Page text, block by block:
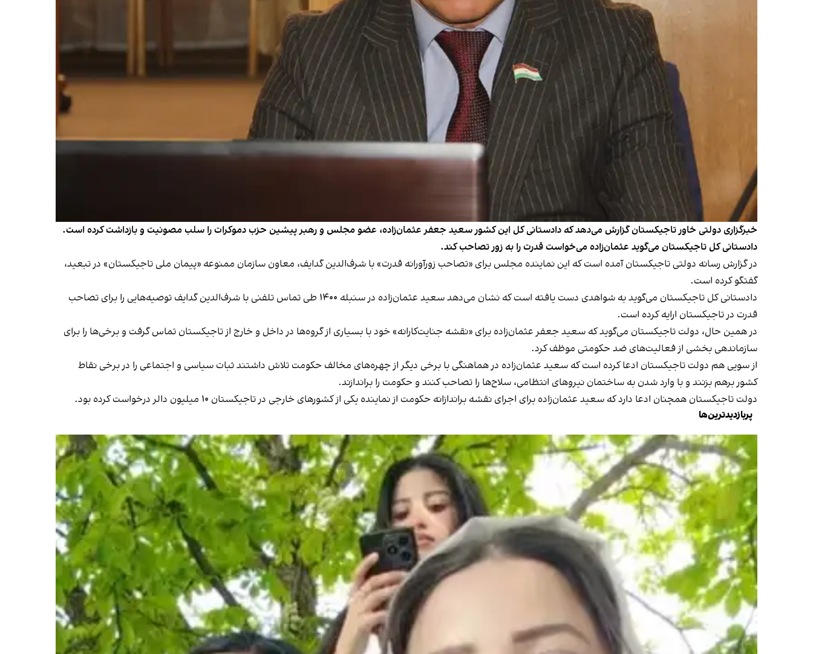
خبرگزاری دولتی خاور تاجیکستان گزارش می‌دهد که دادستانی کل این کشور سعید جعفر عثمان‌زاده، عضو مجلس و رهبر پیشین حزب دموکرات را سلب مصونیت و بازداشت کرده است.
دادستانی کل تاجیکستان می‌گوید عثمان‌زاده می‌خواست قدرت را به زور تصاحب کند.
در گزارش رسانه دولتی تاجیکستان آمده است که این نماینده مجلس برای «تصاحب زورآورانه قدرت» با شرف‌الدین گدایف، معاون سازمان ممنوعه «پیمان ملی تاجیکستان» در تبعید،
گفتگو کرده‌ است.
دادستانی کل تاجیکستان می‌گوید به شواهدی دست یافته است که نشان می‌دهد سعید عثمان‌زاده در سنبله ۱۴۰۰ طی تماس تلفنی با شرف‌الدین گدایف توصیه‌هایی را برای تصاحب
قدرت در تاجیکستان ارایه کرده است.
در همین حال، دولت تاجیکستان می‌گوید که سعید جعفر عثمان‌زاده برای «نقشه جنایت‌کارانه» خود با بسیاری از گروه‌ها در داخل و خارج از تاجیکستان تماس گرفت و برخی‌ها را برای
سازماندهی بخشی از فعالیت‌های ضد حکومتی موظف کرد.
از سویی هم دولت تاجیکستان ادعا کرده است که سعید عثمان‌زاده در هماهنگی با برخی دیگر از چهره‌های مخالف حکومت تلاش داشتند ثبات سیاسی و اجتماعی را در برخی نقاط
کشور برهم بزنند و با وارد شدن به ساختمان نیروهای انتظامی، سلاح‌ها را تصاحب کنند و حکومت را براندازند.
دولت تاجیکستان همچنان ادعا دارد که سعید عثمان‌زاده برای اجرای نقشه براندازانه حکومت از نماینده یکی از کشورهای خارجی در تاجیکستان ۱۰ میلیون دالر درخواست کرده بود.
پربازدیدترین‌ها